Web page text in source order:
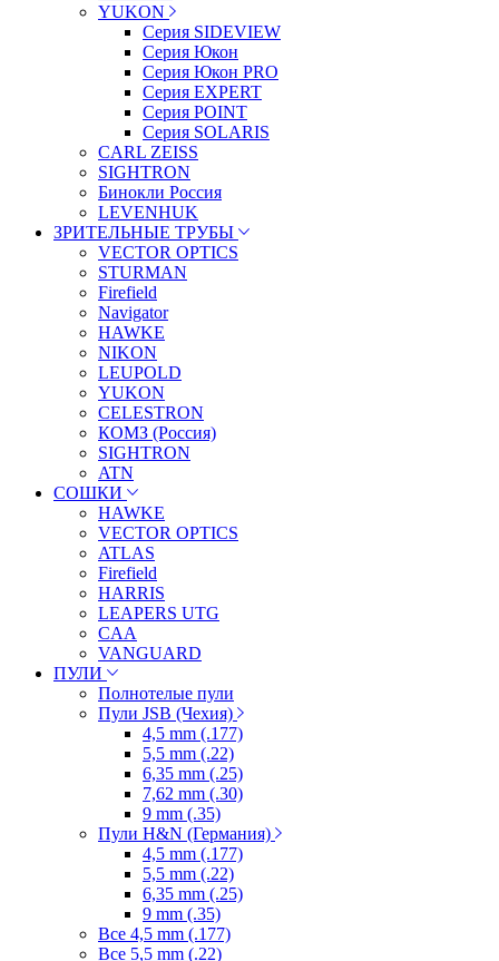
YUKON
Серия SIDEVIEW
Серия Юкон
Серия Юкон PRO
Серия EXPERT
Серия POINT
Серия SOLARIS
CARL ZEISS
SIGHTRON
Бинокли Россия
LEVENHUK
ЗРИТЕЛЬНЫЕ ТРУБЫ
VECTOR OPTICS
STURMAN
Firefield
Navigator
HAWKE
NIKON
LEUPOLD
YUKON
CELESTRON
КОМЗ (Россия)
SIGHTRON
ATN
СОШКИ
HAWKE
VECTOR OPTICS
ATLAS
Firefield
HARRIS
LEAPERS UTG
CAA
VANGUARD
ПУЛИ
Полнотелые пули
Пули JSB (Чехия)
4,5 mm (.177)
5,5 mm (.22)
6,35 mm (.25)
7,62 mm (.30)
9 mm (.35)
Пули H&N (Германия)
4,5 mm (.177)
5,5 mm (.22)
6,35 mm (.25)
9 mm (.35)
Все 4,5 mm (.177)
Все 5,5 mm (.22)